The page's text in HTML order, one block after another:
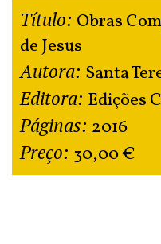
Título: Obras
de Jesus
Autora: Santa
Editora: Edições
Páginas: 2016
Preço: 30,00 €